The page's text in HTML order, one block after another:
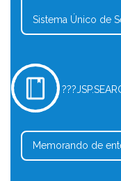
Sistema Único de
Memorando de